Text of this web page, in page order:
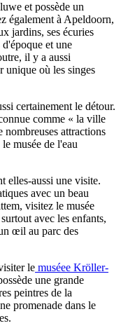
et possède un
également à Apeldoorn,
jardins, ses écuries
d'époque et une
il y a aussi
unique où les singes
certainement le détour.
comme « la ville
nombreuses attractions
musée de l'eau
elles-aussi une visite.
avec un beau
visitez le musée
avec les enfants,
œil au parc des
le muséee Kröller-
une grande
peintres de la
promenade dans le